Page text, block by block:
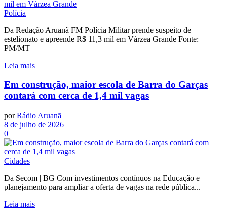
Polícia
Da Redação Aruanã FM Polícia Militar prende suspeito de
estelionato e apreende R$ 11,3 mil em Várzea Grande Fonte:
PM/MT
Leia mais
Em construção, maior escola de Barra do Garças
contará com cerca de 1,4 mil vagas
por Rádio Aruanã
8 de julho de 2026
0
Cidades
Da Secom | BG Com investimentos contínuos na Educação e
planejamento para ampliar a oferta de vagas na rede pública...
Leia mais